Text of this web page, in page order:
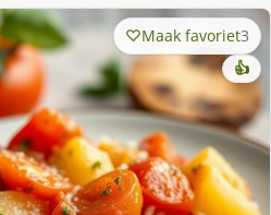
Maak favoriet3
👍